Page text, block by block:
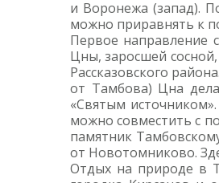
и Воронежа (запад).
можно приравнять к
Первое направление
Цны, заросшей
Рассказовского
от Тамбова) Цна
«Святым
можно совместить с
памятник
от Новотомниково.
Отдых на природе в